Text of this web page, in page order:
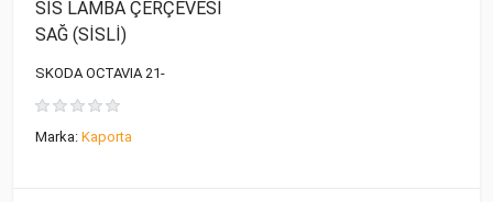
SİS LAMBA ÇERÇEVESİ
SAĞ (SİSLİ)
SKODA OCTAVIA 21-
Marka: Kaporta